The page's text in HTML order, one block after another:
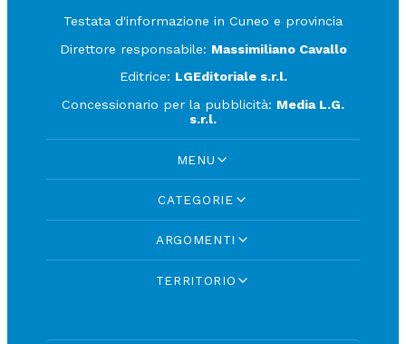
Testata d'informazione in Cuneo e provincia
Direttore responsabile: Massimiliano Cavallo
Editrice: LGEditoriale s.r.l.
Concessionario per la pubblicità: Media L.G.
s.r.l.
MENU
CATEGORIE
ARGOMENTI
TERRITORIO